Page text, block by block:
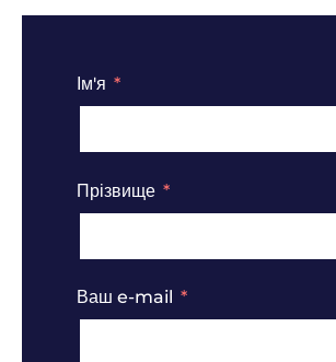
Ім'я
Прізвище
Ваш e-mail